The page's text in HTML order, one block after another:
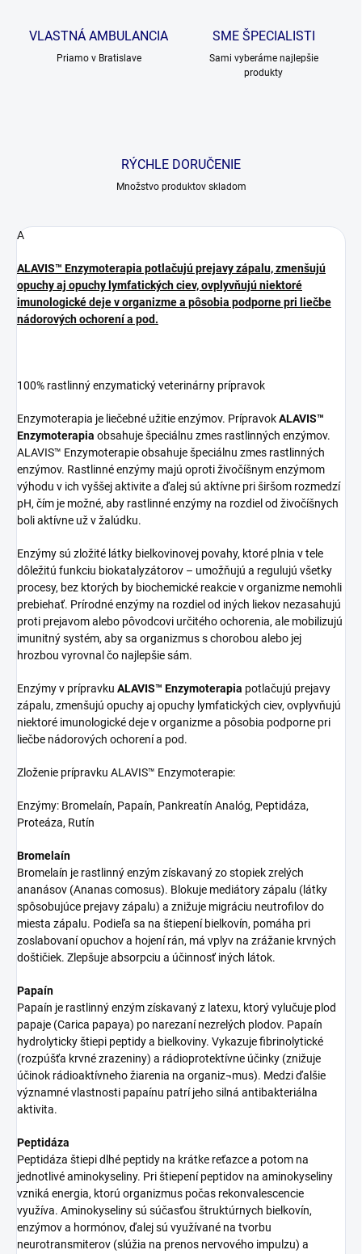
VLASTNÁ AMBULANCIA
Priamo v Bratislave
SME ŠPECIALISTI
Sami vyberáme najlepšie
produkty
RÝCHLE DORUČENIE
Množstvo produktov skladom
A
ALAVIS™ Enzymoterapia potlačujú prejavy zápalu, zmenšujú
opuchy aj opuchy lymfatických ciev, ovplyvňujú niektoré
imunologické deje v organizme a pôsobia podporne pri liečbe
nádorových ochorení a pod.
100% rastlinný enzymatický veterinárny prípravok
Enzymoterapia je liečebné užitie enzýmov. PrípravokALAVIS™
Enzymoterapia obsahuje špeciálnu zmes rastlinných enzýmov.
ALAVIS™ Enzymoterapie obsahuje špeciálnu zmes rastlinných
enzýmov. Rastlinné enzýmy majú oproti živočíšnym enzýmom
výhodu v ich vyššej aktivite a ďalej sú aktívne pri širšom rozmedzí
pH, čím je možné, aby rastlinné enzýmy na rozdiel od živočíšnych
boli aktívne už v žalúdku.
Enzýmy sú zložité látky bielkovinovej povahy, ktoré plnia v tele
dôležitú funkciu biokatalyzátorov – umožňujú a regulujú všetky
procesy, bez ktorých by biochemické reakcie v organizme nemohli
prebiehať. Prírodné enzýmy na rozdiel od iných liekov nezasahujú
proti prejavom alebo pôvodcovi určitého ochorenia, ale mobilizujú
imunitný systém, aby sa organizmus s chorobou alebo jej
hrozbou vyrovnal čo najlepšie sám.
Enzýmy v prípravku ALAVIS™ Enzymoterapia potlačujú prejavy
zápalu, zmenšujú opuchy aj opuchy lymfatických ciev, ovplyvňujú
niektoré imunologické deje v organizme a pôsobia podporne pri
liečbe nádorových ochorení a pod.
Zloženie prípravku ALAVIS™ Enzymoterapie:
Enzýmy: Bromelaín, Papaín, Pankreatín Analóg, Peptidáza,
Proteáza, Rutín
Bromelaín
Bromelaín je rastlinný enzým získavaný zo stopiek zrelých
ananásov (Ananas comosus). Blokuje mediátory zápalu (látky
spôsobujúce prejavy zápalu) a znižuje migráciu neutrofilov do
miesta zápalu. Podieľa sa na štiepení bielkovín, pomáha pri
zoslabovaní opuchov a hojení rán, má vplyv na zrážanie krvných
doštičiek. Zlepšuje absorpciu a účinnosť iných látok.
Papaín
Papaín je rastlinný enzým získavaný z latexu, ktorý vylučuje plod
papaje (Carica papaya) po narezaní nezrelých plodov. Papaín
hydrolyticky štiepi peptidy a bielkoviny. Vykazuje fibrinolytické
(rozpúšťa krvné zrazeniny) a rádioprotektívne účinky (znižuje
účinok rádioaktívneho žiarenia na organiz¬mus). Medzi ďalšie
významné vlastnosti papaínu patrí jeho silná antibakteriálna
aktivita.
Peptidáza
Peptidáza štiepi dlhé peptidy na krátke reťazce a potom na
jednotlivé aminokyseliny. Pri štiepení peptidov na aminokyseliny
vzniká energia, ktorú organizmus počas rekonvalescencie
využíva. Aminokyseliny sú súčasťou štruktúrnych bielkovín,
enzýmov a hormónov, ďalej sú využívané na tvorbu
neurotransmiterov (slúžia na prenos nervového impulzu) a